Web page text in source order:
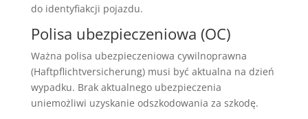
do identyfiakcji pojazdu.
Polisa ubezpieczeniowa (OC)
Ważna polisa ubezpieczeniowa cywilnoprawna
(Haftpflichtversicherung) musi być aktualna na dzień
wypadku. Brak aktualnego ubezpieczenia
uniemożliwi uzyskanie odszkodowania za szkodę.